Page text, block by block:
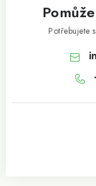
Potřebujete